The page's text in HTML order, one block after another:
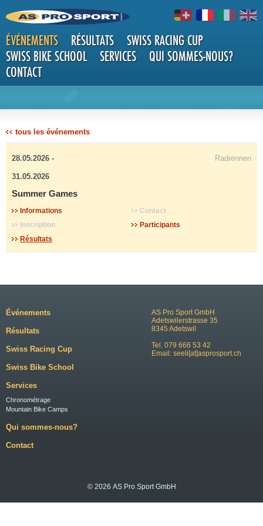
ÉVÉNEMENTS RÉSULTATS
SWISS RACING CUP
SWISS BIKE SCHOOL
SERVICES
QUI SOMMES-NOUS?
CONTACT
DÉTAILS
tous les événements
28.05.2026 -
31.05.2026
Radrennen
Summer Games
Informations
Contact
Inscription
Participants
Résultats
AS Pro Sport GmbH
Adetswilerstrasse 35
8345 Adetswil
Tel. 079 666 53 42
Email: seeli[at]asprosport.ch
Événements
Résultats
Swiss Racing Cup
Swiss Bike School
Services
Chronométrage
Mountain Bike Camps
Qui sommes-nous?
Contact
© 2026 AS Pro Sport GmbH